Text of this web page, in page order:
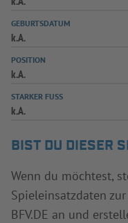
GEBURTSDATUM
k.A.
POSITION
k.A.
STARKER FUSS
k.A.
BIST DU DIESER
Wenn du möchtest,
Spieleinsatzdaten
BFV.DE an und